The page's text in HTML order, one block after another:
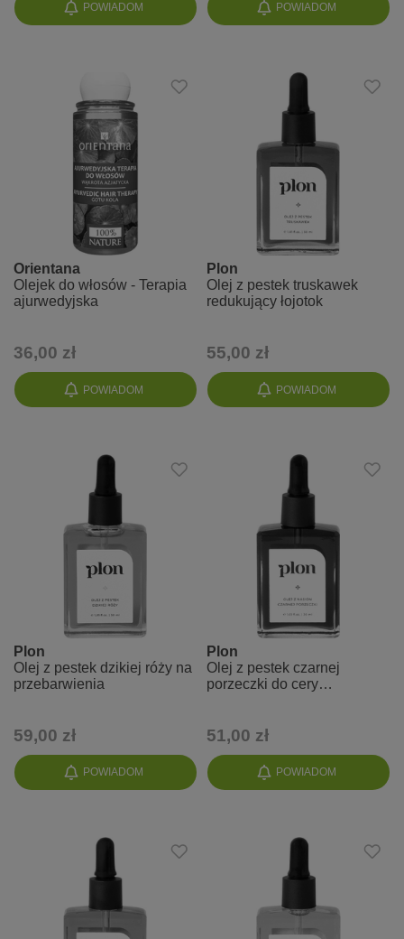
POWIADOM POWIADOM
POWIADOM
Orientana
Olejek do włosów - Terapia
ajurwedyjska
36,00 zł
POWIADOM
Plon
Olej z pestek truskawek
redukujący łojotok
55,00 zł
POWIADOM
Plon
Olej z pestek dzikiej róży na
przebarwienia
59,00 zł
POWIADOM
Plon
Olej z pestek czarnej
porzeczki do cery
51,00 zł